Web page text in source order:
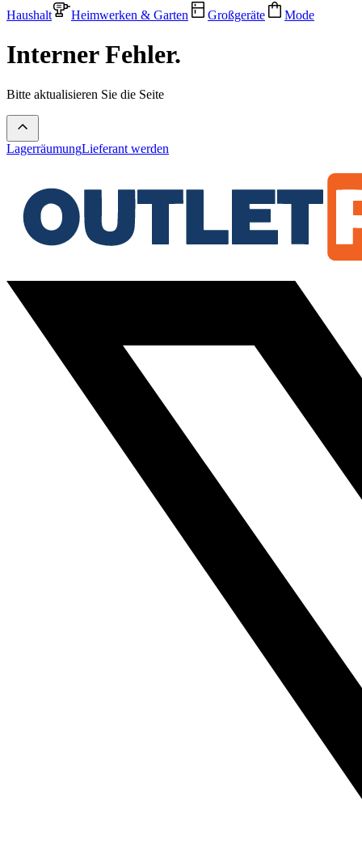
Haushalt
Heimwerken & Garten Großgeräte Mode
Interner Fehler.
Bitte aktualisieren Sie die Seite
LagerräumungLieferant werden